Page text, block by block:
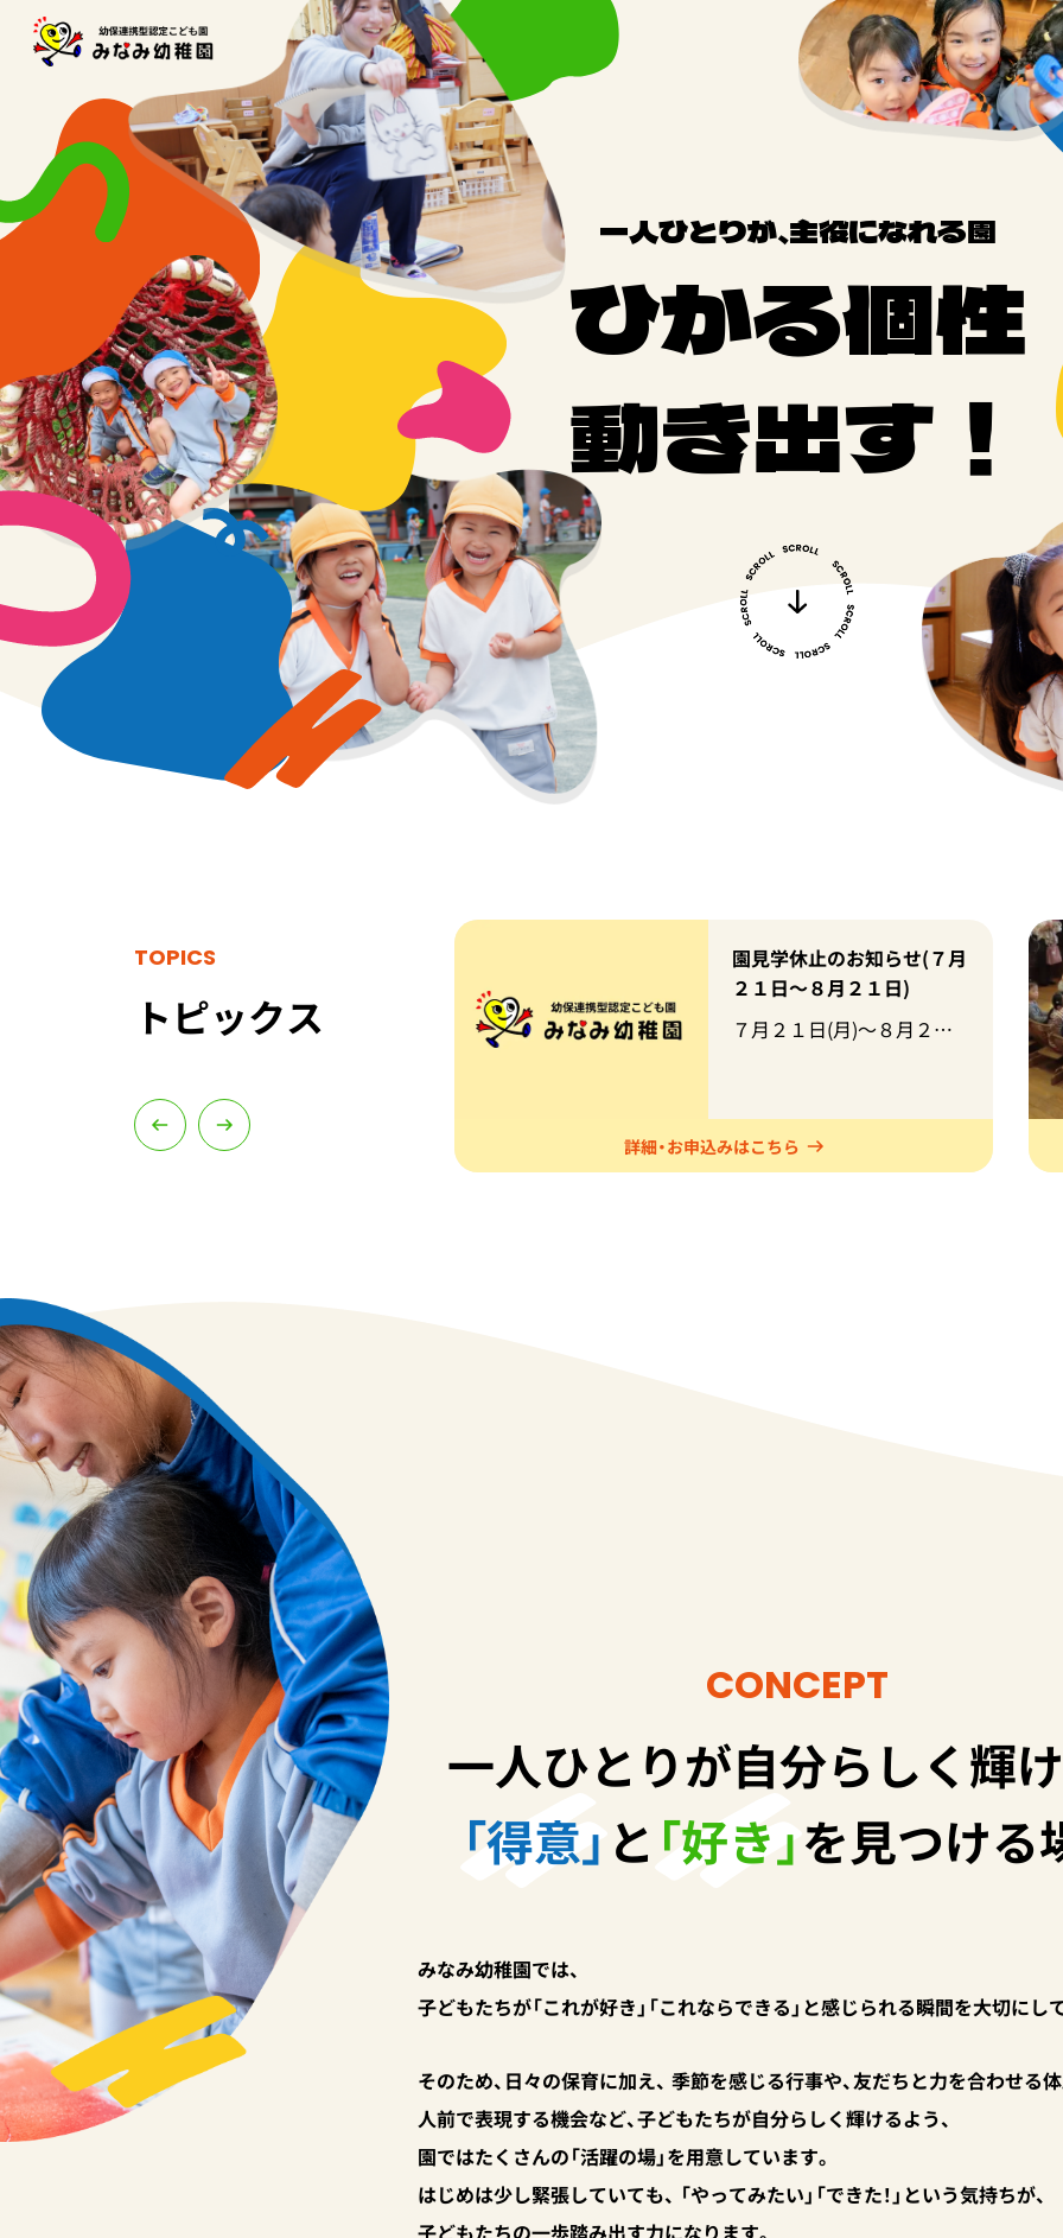
一人ひとりが、主役になれる園
ひかる個性
動き出す！
TOPICS
トピックス
園見学休止のお知らせ(７月
７月２１日(月)～８月２５
だきます。 園見学のお申込
み・お問い合わせにつきまし
詳細・お申込みはこちら
2026年度 みなみランド入会
募集中！
みなみ幼稚園のプレ保育
園庭遊び、絵本の読み聞か
せなど、「楽しい！」を積み重
ねながら、お友だちとの関
詳細・お申込みはこちら
CONCEPT
一人ひとりが自分らしく輝
「得意」 と 「好き」を見つける
みなみ幼稚園では、
子どもたちが「これが好き」「これならできる」と感じられる瞬間を大切にし
そのため、日々の保育に加え、 季節を感じる行事や、友だちと力を合わせる体
人前で表現する機会など、子どもたちが自分らしく輝けるよう、
園ではたくさんの「活躍の場」を用意しています。
はじめは少し緊張していても、 「やってみたい」「できた！」という気持ちが、
子どもたちの一歩踏み出す力になります。